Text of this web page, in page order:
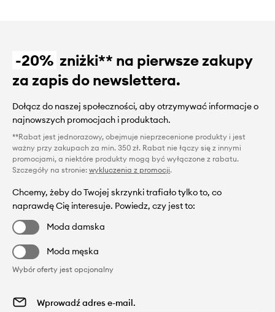
-20% zniżki** na pierwsze zakupy
za zapis do newslettera.
Dołącz do naszej społeczności, aby otrzymywać informacje o
najnowszych promocjach i produktach.
**Rabat jest jednorazowy, obejmuje nieprzecenione produkty i jest
ważny przy zakupach za min. 350 zł. Rabat nie łączy się z innymi
promocjami, a niektóre produkty mogą być wyłączone z rabatu.
Szczegóły na stronie: wykluczenia z promocji.
Chcemy, żeby do Twojej skrzynki trafiało tylko to, co
naprawdę Cię interesuje. Powiedz, czy jest to:
Moda damska
Moda męska
Wybór oferty jest opcjonalny